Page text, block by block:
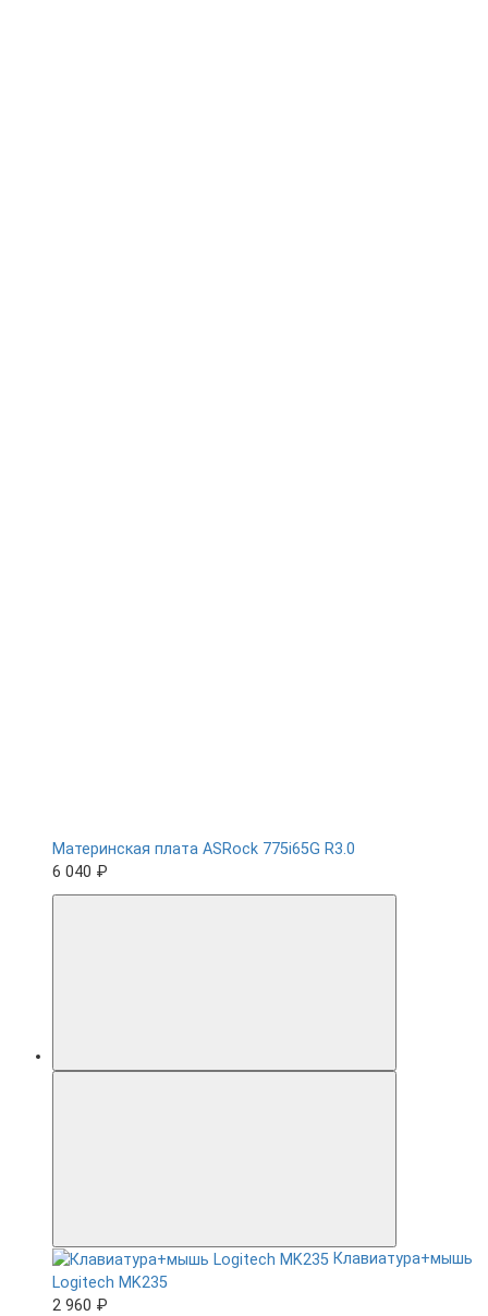
Материнская плата ASRock 775i65G R3.0
6 040 ₽
Клавиатура+мышь
Logitech MK235
2 960 ₽